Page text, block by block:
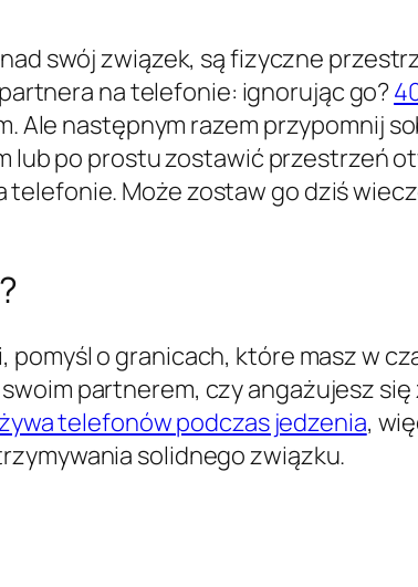
swój związek, są fizyczne
na telefonie: ignorując go?
Ale następnym razem przypomnij
lub po prostu zostawić przestrzeń
Może zostaw go dziś
o granicach, które masz w
partnerem, czy angażujesz się
telefonów podczas jedzenia,
solidnego związku.